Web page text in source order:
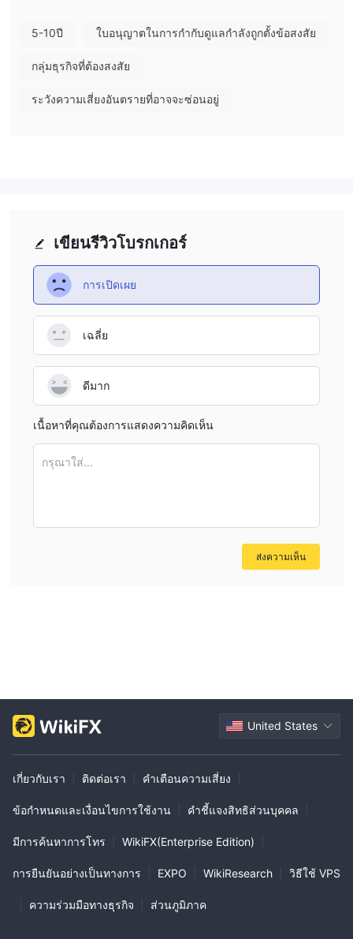
ข้อดีและข้อเสีย ข้อดี:
เครื่องมือการซื้อขายหลายรายการ:
ดัชนี, หุ้น, สินค้าและโลหะ ความหลากหลายในตัวเลือกนี้ช่วยให้นักซื้อ
ของลูกค้าและความโปร่งใสโดยรวม ขาดการควบคุมอาจทำให้นัก
ยอดฝากขั้นต่ำสูง:
ขั้นต่ำสูงที่ $1000 ซึ่งอาจทำให้เป็นอุปสรรคต่อการเข้าสู่การซื้อขาย
สำหรับนักเทรดหลายคน โดยเฉพาะอย่างยิ่งสำหรับผู้ที่มีทุนจำกัดหรือผู้
ที่ต้องการเริ่มต้นด้วยการลงทุนขนาดเล็ก
ขาดความโปร่งใสจากเว็บไซต์หน้าเดียวของมัน:เว็บไซต์หน้า
เกี่ยวกับบริการ 条件การซื้อขาย สถานะการ reg และ พื้นหลังของ
บริษัท การออกแบบเว็บไซต์ด้วยแนวคิดขั้นต่ำ สร้างความสงสัยในหมู่
ลูกค้าที่เป็นไปได้เกี่ยวกับความน่าเชื่อถือ ความโปร่งใส และ การมุ่งมั่น
ในการให้ข้อมูลที่ถูกต้องและเชื่อถือได้
ข้อมูลจำกัดเกี่ยวกับค่าคอมมิชั่น:
ความปลอดภัยหรือโกงของ Paxton Trade?
เมื่อพิจารณาถึงความปลอดภัยของโบรกเกอร์เช่น Paxton Trade หรือ
วอร์ควรอ่านรีวิวและความคิดเห็นจากลูกค้าที่มีอยู่แล้ว ข้อมูลมีค่านี้จาก
มาตรการด้านความปลอดภัย:จนถึงปัจจุบันเรายังไม่พบมาตรการ
ด้านความปลอดภัยที่นำมาใช้จากเว็บไซต์หน้าเดียวของมัน
Trade เป็นการตัดสินใจของแต่ละบุคคล แนะนำให้คุณสมดุลความ
เสี่ยงและผลตอบแทนอย่างรอบคอบก่อนที่จะมุ่งเข้าสู่กิจกรรมการซื้อ
5-10ปี ใบอนุญาตในการกำกับดูแลกำลังถูกตั้งข้อสงสัย
กลุ่มธุรกิจที่ต้องสงสัย
ระวังความเสี่ยงอันตรายที่อาจจะซ่อนอยู่
เขียนรีวิวโบรกเกอร์
การเปิดเผย
เฉลี่ย
ดีมาก
เนื้อหาที่คุณต้องการแสดงความคิดเห็น
กรุณาใส่...
ส่งความเห็น
United States
เกี่ยวกับเรา ติดต่อเรา คำเตือนความเสี่ยง
ข้อกำหนดและเงื่อนไขการใช้งาน คำชี้แจงสิทธิส่วนบุคคล
มีการค้นหาการโทร WikiFX(Enterprise Edition)
การยืนยันอย่างเป็นทางการ EXPO WikiResearch วิธีใช้ VPS
ความร่วมมือทางธุรกิจ ส่วนภูมิภาค